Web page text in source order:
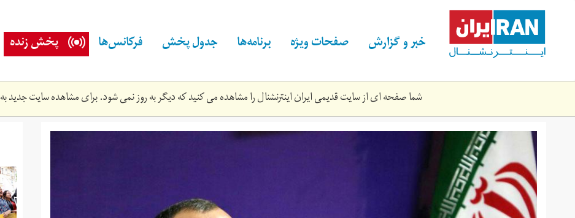
content خبر و گزارش صفحات ویژه برنامه‌ها جدول پخش فرکانس‌ها پخش زنده
شما صفحه ای از سایت قدیمی ایران اینترنشنال را مشاهده می کنید که دیگر به روز نمی شود. برای مشاهده سایت جدید به
hmydbqyy.jpg